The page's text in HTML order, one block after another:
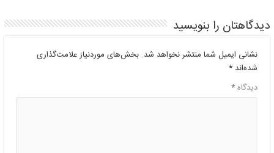
دیدگاهتان را بنویسید
نشانی ایمیل شما منتشر نخواهد شد. بخش‌های موردنیاز علامت‌گذاری
شده‌اند*
دیدگاه*